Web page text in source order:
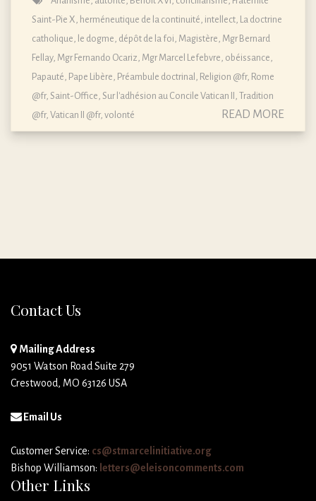
Saint-Pie X herméneutique de la continuité intellect La doctrine
catholique, le dogme, dépôt de la foi Magistère Mgr Bernard
Fellay, Mgr Fernando Ocariz Mgr Marcel Lefebvre obéissance
Papauté Pape Libère Préambule doctrinal Religion @fr, Rome
@fr, Saint-Office Sur l'adhésion au Concile Vatican II Tradition
@fr, Vatican II @fr, volonté READ MORE
Contact Us
Mailing Address
9051 Watson Road Suite 279
Crestwood, MO 63126 USA
Email Us
Customer Service: cs@stmarcelinitiative.org
Bishop Williamson: letters@eleisoncomments.com
Other Links